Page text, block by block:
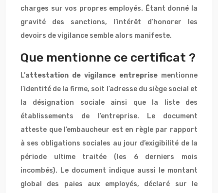
charges sur vos propres employés. Étant donné la
gravité des sanctions, l’intérêt d’honorer les
devoirs de vigilance semble alors manifeste.
Que mentionne ce certificat ?
L’attestation de vigilance entreprise mentionne
l’identité de la firme, soit l’adresse du siège social et
la désignation sociale ainsi que la liste des
établissements de l’entreprise. Le document
atteste que l’embaucheur est en règle par rapport
à ses obligations sociales au jour d’exigibilité de la
période ultime traitée (les 6 derniers mois
incombés). Le document indique aussi le montant
global des paies aux employés, déclaré sur le